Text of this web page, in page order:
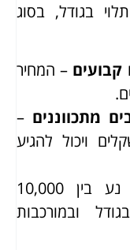
בגודל, בסוג
קבועים – המחיר
מתכווננים –
מתחיל מ-15,000 שקלים ויכול להגיע
– המחיר נע בין 10,000
בגודל ובמורכבות